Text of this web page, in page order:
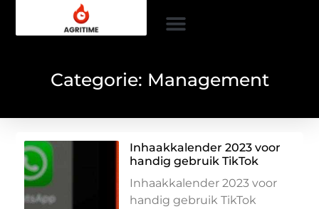
Categorie: Management
Inhaakkalender 2023 voor
handig gebruik TikTok
Inhaakkalender 2023 voor
handig gebruik TikTok